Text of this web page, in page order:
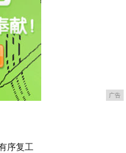
广告
序复工